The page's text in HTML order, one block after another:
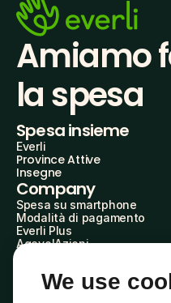
Amiamo
la spesa
Spesa insieme
Everli
Province Attive
Insegne
Company
Spesa su smartphone
Modalità di pagamento
Everli Plus
AgevolAzioni
Everli Shoppers
We use